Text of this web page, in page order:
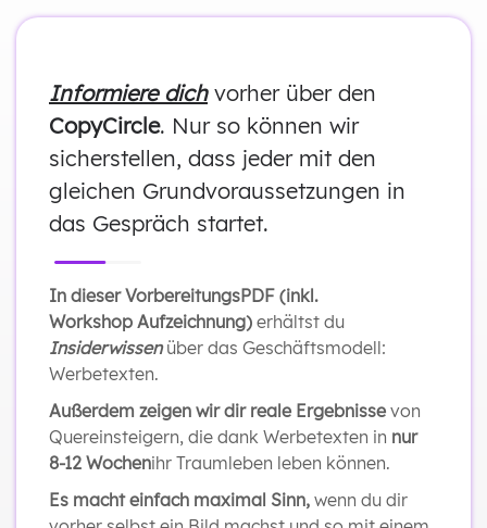
Informiere dichvorher über den
CopyCircle. Nur so können wir
sicherstellen, dass jeder mit den
gleichen Grundvoraussetzungen in
das Gespräch startet.
In dieser VorbereitungsPDF (inkl.
Workshop Aufzeichnung) erhältst du
Insiderwissenüber das Geschäftsmodell:
Werbetexten.
Außerdem zeigen wir dir reale Ergebnisse von
Quereinsteigern, die dank Werbetexten in nur
8-12 Wochenihr Traumleben leben können.
Es macht einfach maximal Sinn, wenn du dir